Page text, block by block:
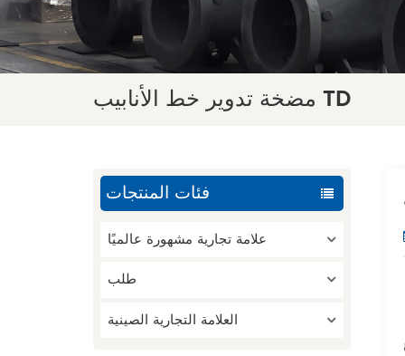
مضخة تدوير خط الأنابيب TD
فئات المنتجات
علامة تجارية مشهورة عالميًا
طلب
العلامة التجارية الصينية